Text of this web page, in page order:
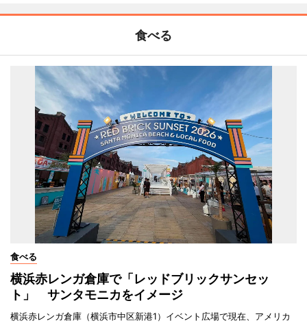
食べる
食べる
横浜赤レンガ倉庫で「レッドブリックサンセッ
ト」 サンタモニカをイメージ
横浜赤レンガ倉庫（横浜市中区新港1）イベント広場で現在、アメリカ